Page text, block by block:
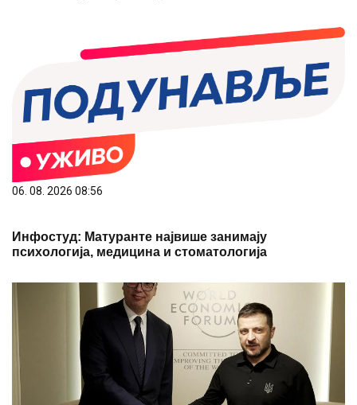
06. 08. 2026 08:56
Инфостуд: Матуранте највише занимају
психологија, медицина и стоматологија